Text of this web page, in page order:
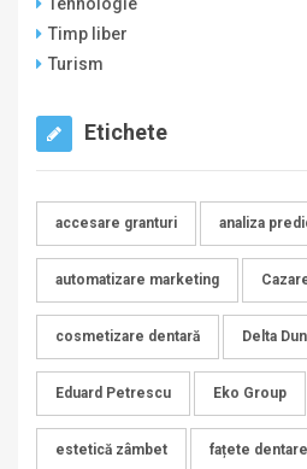
Tehnologie
Timp liber
Turism
Etichete
accesare granturi analiza
automatizare marketing
cosmetizare dentară Delta
Eduard Petrescu Eko Group
estetică zâmbet fațete dentare